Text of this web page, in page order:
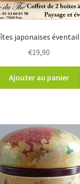
japonaises
€19,90
Ajouter au panier